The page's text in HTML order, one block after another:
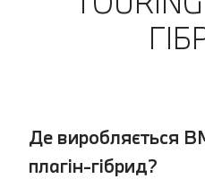
Де виробляється
плагін-гібрид?